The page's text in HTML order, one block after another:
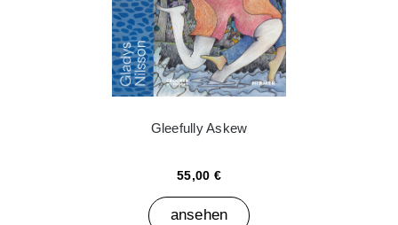
Gleefully Askew
55,00 €
ansehen